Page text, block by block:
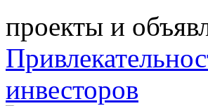
проекты и
инвесторов